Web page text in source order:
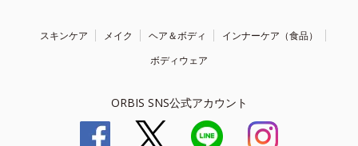
スキンケア メイク ヘア＆ボディ
インナーケア（食品）
ボディウェア
ORBIS SNS公式アカウント